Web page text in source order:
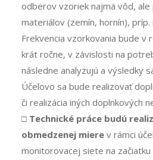
odberov vzoriek najmä vôd, ale
materiálov (zemín, hornín),
Frekvencia vzorkovania bude v
krát ročne, v závislosti na
následne analyzujú a výsledky
Účelovo sa bude realizovať
či realizácia iných doplnkových
□ Technické práce budú
obmedzenej mierev rámci
monitorovacej siete na